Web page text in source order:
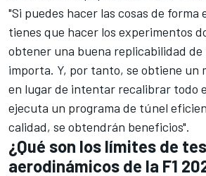
"Si puedes hacer las cosas de forma
tienes que hacer los experimentos
obtener una buena replicabilidad
importa. Y, por tanto, se obtiene un
en lugar de intentar recalibrar todo
ejecuta un programa de túnel
calidad, se obtendrán beneficios".
¿Qué son los límites de
aerodinámicos de la F1